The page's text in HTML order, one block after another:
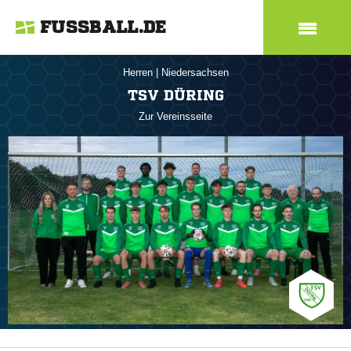
FUSSBALL.DE
Herren Niedersachsen
TSV DÜRING
Zur Vereinsseite